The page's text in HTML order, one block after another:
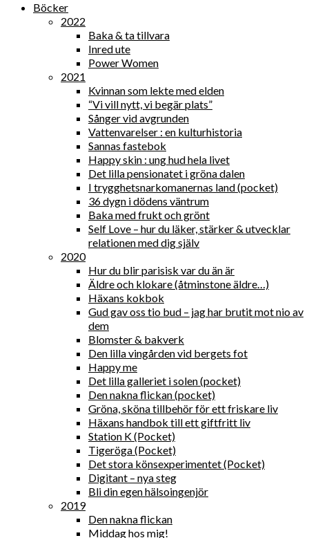
Böcker
2022
Baka & ta tillvara
Inred ute
Power Women
2021
Kvinnan som lekte med elden
“Vi vill nytt, vi begär plats”
Sånger vid avgrunden
Vattenvarelser : en kulturhistoria
Sannas fastebok
Happy skin : ung hud hela livet
Det lilla pensionatet i gröna dalen
I trygghetsnarkomanernas land (pocket)
36 dygn i dödens väntrum
Baka med frukt och grönt
Self Love – hur du läker, stärker & utvecklar
relationen med dig själv
2020
Hur du blir parisisk var du än är
Äldre och klokare (åtminstone äldre…)
Häxans kokbok
Gud gav oss tio bud – jag har brutit mot nio av
dem
Blomster & bakverk
Den lilla vingården vid bergets fot
Happy me
Det lilla galleriet i solen (pocket)
Den nakna flickan (pocket)
Gröna, sköna tillbehör för ett friskare liv
Häxans handbok till ett giftfritt liv
Station K (Pocket)
Tigeröga (Pocket)
Det stora könsexperimentet (Pocket)
Digitant – nya steg
Bli din egen hälsoingenjör
2019
Den nakna flickan
Middag hos mig!